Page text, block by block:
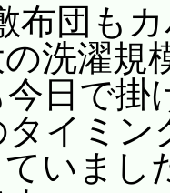
布団も
洗濯規
日で掛
イミ
いまし